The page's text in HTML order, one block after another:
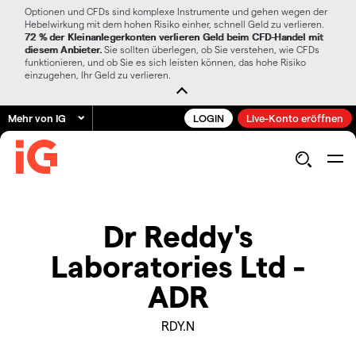
Optionen und CFDs sind komplexe Instrumente und gehen wegen der
Hebelwirkung mit dem hohen Risiko einher, schnell Geld zu verlieren.
72 % der Kleinanlegerkonten verlieren Geld beim CFD-Handel mit
diesem Anbieter. Sie sollten überlegen, ob Sie verstehen, wie CFDs
funktionieren, und ob Sie es sich leisten können, das hohe Risiko
einzugehen, Ihr Geld zu verlieren.
Mehr von IG LOGIN Live-Konto eröffnen
Dr Reddy's
Laboratories Ltd -
ADR
RDY.N